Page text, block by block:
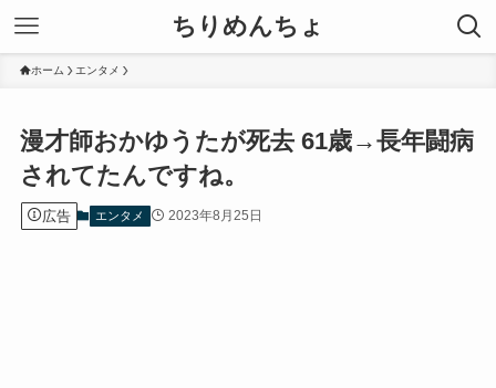
ちりめんちょ
ホーム エンタメ
漫才師おかゆうたが死去 61歳→長年闘病
されてたんですね。
広告 エンタメ 2023年8月25日